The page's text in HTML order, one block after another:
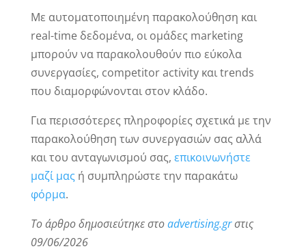
Με αυτοματοποιημένη παρακολούθηση και
real-time δεδομένα, οι ομάδες marketing
μπορούν να παρακολουθούν πιο εύκολα
συνεργασίες, competitor activity και trends
που διαμορφώνονται στον κλάδο.
Για περισσότερες πληροφορίες σχετικά με την
παρακολούθηση των συνεργασιών σας αλλά
και του ανταγωνισμού σας, επικοινωνήστε
μαζί μας ή συμπληρώστε την παρακάτω
φόρμα.
Το άρθρο δημοσιεύτηκε στοadvertising.grστις
09/06/2026